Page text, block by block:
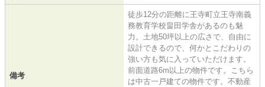
備考
徒歩12分の距離に王寺町立王寺南義
務教育学校畠田学舎があるのも魅
力。土地50坪以上の広さで、自由に
設計できるので、何かとこだわりの
強い方も気に入っていただけます。
前面道路6m以上の物件です。こちら
は中古一戸建ての物件です。不動産